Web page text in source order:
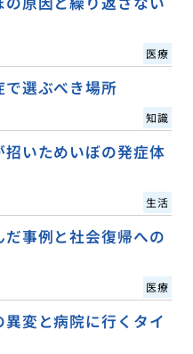
医療
で選ぶべき場所
知識
いためいぼの発症体
生活
事例と社会復帰への
医療
変と病院に行くタイ